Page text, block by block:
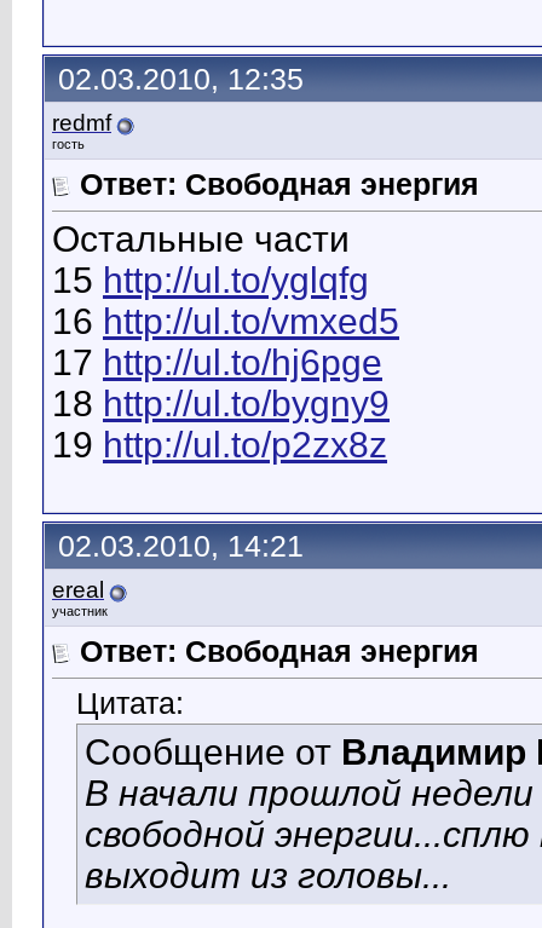
02.03.2010, 12:35
redmf
гость
Ответ: Свободная энергия
Остальные части
15 http://ul.to/yglqfg
16 http://ul.to/vmxed5
17 http://ul.to/hj6pge
18 http://ul.to/bygny9
19 http://ul.to/p2zx8z
02.03.2010, 14:21
ereal
участник
Ответ: Свободная энергия
Цитата:
Сообщение от Владимир
В начали прошлой
свободной
выходит из головы...